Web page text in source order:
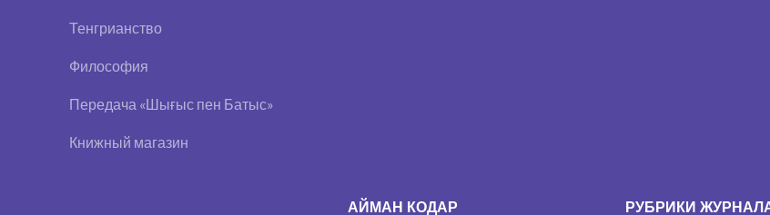
Тенгрианство
Философия
Передача «Шығыс пен Батыс»
Книжный магазин
АЙМАН КОДАР РУБРИКИ